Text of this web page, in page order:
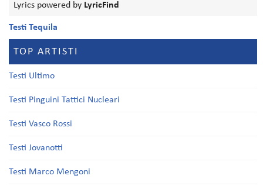
Lyrics powered by LyricFind
Testi Tequila
TOP ARTISTI
Testi Ultimo
Testi Pinguini Tattici Nucleari
Testi Vasco Rossi
Testi Jovanotti
Testi Marco Mengoni